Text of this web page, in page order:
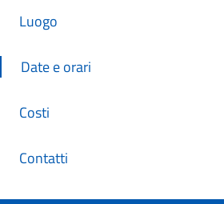
Luogo
Date e orari
Costi
Contatti